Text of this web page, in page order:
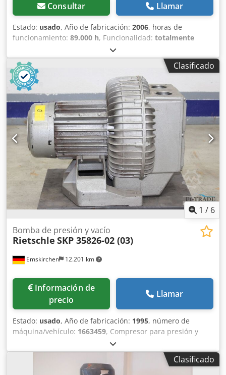
Consultar Llamar
Estado: usado, Año de fabricación: 2006, horas de
funcionamiento: 89.000 h, Funcionalidad: totalmente
75 kW (101,97 CV)
combustible:diésel, tipo de refrigeración:aire, Compresor
de tornillo Kaeser CSD 122 SFC inversor incorporado 2,2-
10,5m3/min, 75kW, 8,5bar Fabricante: Kaeser Tipo: CSD
122 SFC Año de fabricación: 2006 Presión de servicio: máx.
8,5 bar Potencia: 75 kW Capacidad: 2,2 - 10,5 m3/min
Horas de funcionamiento: 96244 h (último mantenimiento:
88854 h) Csdpfxst A Uyus Aicerf Dimensiones de montaje:
1100 x 2200 x 1900 mm Peso neto: 1600 kg
Clasificado
1 / 6
Emskirchen 12.201 km
Bomba de presión y vacío
Rietschle SKP 35826-02 (03)
Información de
precio
Llamar
Estado: usado, Año de fabricación: 1995, número de
máquina/vehículo: 1663459, Compresor para presión y
vacío – Bomba para presión y vacío Rietschle SKP 35826-02
(03) Año de fabricación: 1995 – N.º de serie: 1663459
Frecuencia: 50 Hz Velocidad: 2900 rpm Potencia necesaria:
Clasificado